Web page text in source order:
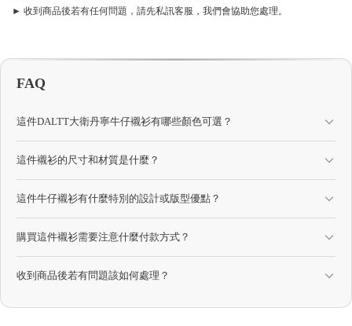
► 收到商品後若有任何問題，請先私訊客服，我們會協助您處理。
FAQ
這件DALTT大衛丹寧牛仔襯衫有哪些顏色可選？
這件襯衫的尺寸和材質是什麼？
這件牛仔襯衫有什麼特別的設計或版型優點？
購買這件襯衫需要注意什麼付款方式？
收到商品後若有問題該如何處理？